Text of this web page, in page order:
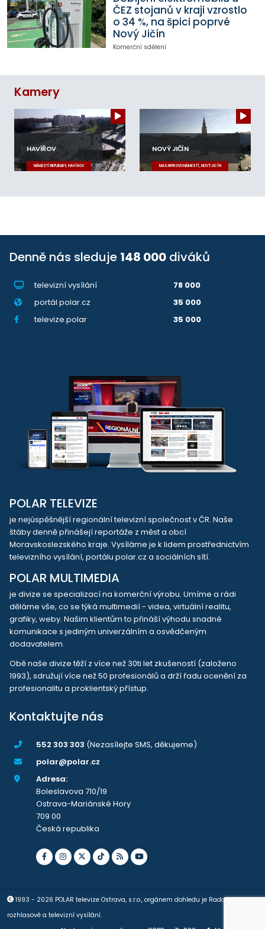
ČEZ stojanů v kraji vzrostlo
o 34 %, na špici poprvé
Nový Jičín
Komerční sdělení
Kamery
HAVÍŘOV
NÁMĚSTÍ REPUBLIKY, HAVÍŘOV
NOVÝ JIČÍN
MASARYKOVO NÁMĚSTÍ, NOVÝ JIČÍN
Denně nás sleduje 148 000 diváků
televizní vysílání
78 000
portál polar.cz
35 000
televize.polar
35 000
POLAR TELEVIZE
je nejúspěšnější regionální televizní společnost v ČR. Naše
štáby denně přinášejí reportáže z měst a obcí
Moravskoslezského kraje. Vysíláme je k lidem prostřednictvím
televizního vysílání, portálu polar.cz a sociálních sítí.
POLAR MULTIMEDIA
je divize se specializací na komerční výrobu. Umíme a rádi
děláme vše, co se týká multimedií - videa, virtuální realitu,
grafiky, weby. Našim klientům to přináší výhodu snadné
komunikace s jediným univerzálním a osvědčeným
dodavatelem.
Obě naše divize těží z více než 30ti let zkušeností (založeno
1993), sdružují více než 50 profesionálů a drží řadu ocenění za
profesionalitu a proklientský přístup.
Kontaktujte nás
552 303 303 (Nezasílejte SMS, děkujeme)
polar@polar.cz
Adresa:
Boleslavova 710/19
Ostrava-Mariánské Hory
709 00
Česká republika
1993 - 2026 POLAR televize Ostrava, s.r.o., orgánem dohledu je Rada pro
rozhlasové a televizní vysílání.